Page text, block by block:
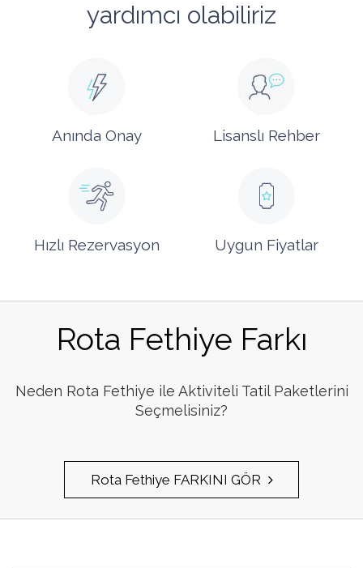
yardımcı olabiliriz
Anında Onay Lisanslı Rehber
Hızlı Rezervasyon Uygun Fiyatlar
Rota Fethiye Farkı
Neden Rota Fethiye ile Aktiviteli Tatil Paketlerini
Seçmelisiniz?
Rota Fethiye FARKINI GÖR